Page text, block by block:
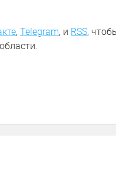
,Telegram, и RSS,